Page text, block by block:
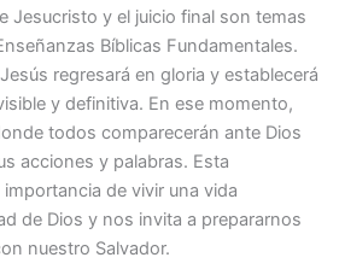
Jesucristo y el juicio final son temas
Bíblicas Fundamentales.
regresará en gloria y establecerá
y definitiva. En ese momento,
todos comparecerán ante Dios
acciones y palabras. Esta
de vivir una vida
de Dios y nos invita a prepararnos
nuestro Salvador.